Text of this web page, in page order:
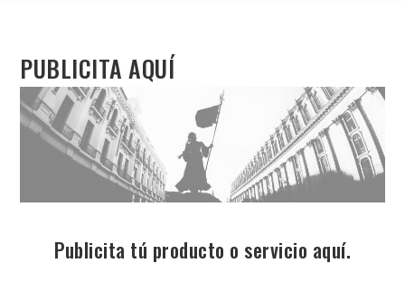
PUBLICITA AQUÍ
Publicita tú producto o servicio aquí.